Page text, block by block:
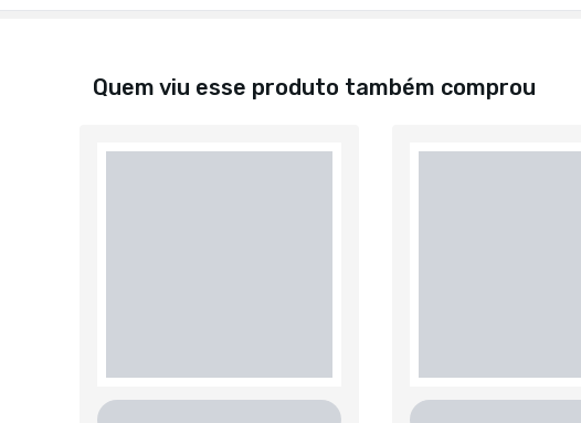
Quem viu esse produto também comprou